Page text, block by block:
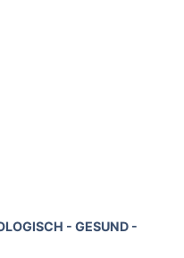
- GESUND -